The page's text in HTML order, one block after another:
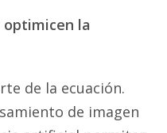
optimicen la
de la ecuación.
de imagen